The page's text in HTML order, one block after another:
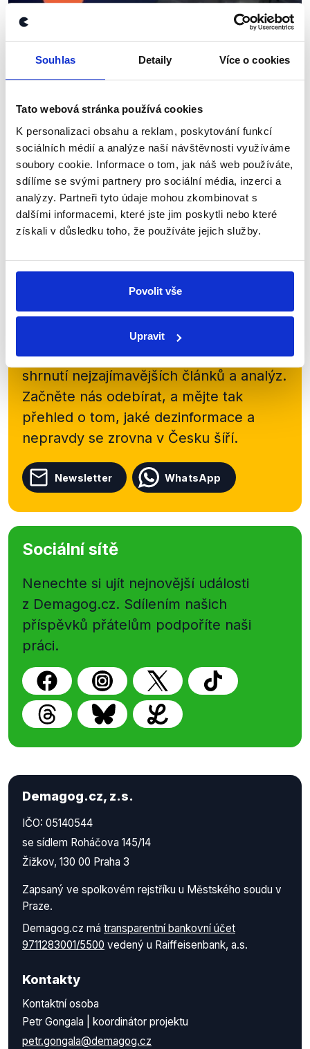
Souhlas Detaily Více o cookies
Tato webová stránka používá cookies
K personalizaci obsahu a reklam, poskytování funkcí
sociálních médií a analýze naší návštěvnosti využíváme
soubory cookie. Informace o tom, jak náš web používáte,
sdílíme se svými partnery pro sociální média, inzerci a
analýzy. Partneři tyto údaje mohou zkombinovat s
dalšími informacemi, které jste jim poskytli nebo které
získali v důsledku toho, že používáte jejich služby.
Povolit vše
Upravit
OVĚŘENO
Komunální volby v Ostravě
18. září 2018
Celkem 11 kandidátů s největším volebním
potenciálem usilujících o post ve vedení města
Ostravy diskutovalo v České televizi. Čeho
dosavadní vedení města dosáhlo? Došlo na
rozsáhlou debatu...
Číst dál
Přihlaste se k odběru našeho
newsletteru nebowhatsappového
kanálu, kde pravidelně přinášíme
shrnutí nejzajímavějších článků a analýz.
Začněte nás odebírat, a mějte tak
přehled o tom, jaké dezinformace a
nepravdy se zrovna v Česku šíří.
Newsletter WhatsApp
Sociální sítě
Nenechte si ujít nejnovější události
z Demagog.cz. Sdílením našich
příspěvků přátelům podpoříte naši
práci.
Demagog.cz, z.s.
IČO: 05140544
se sídlem Roháčova 145/14
Žižkov, 130 00 Praha 3
Zapsaný ve spolkovém rejstříku u Městského soudu v
Praze.
Demagog.cz má transparentní bankovní účet
9711283001/5500 vedený u Raiffeisenbank, a.s.
Kontakty
Kontaktní osoba
Petr Gongala | koordinátor projektu
petr.gongala@demagog.cz